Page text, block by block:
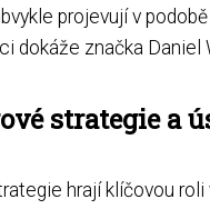
projevují v
dokáže značka
strategie a
hrají klíčovou